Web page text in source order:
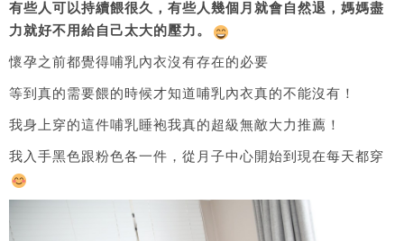
有些人可以持續餵很久，有些人幾個月就會自然退，媽媽盡
力就好不用給自己太大的壓力。
懷孕之前都覺得哺乳內衣沒有存在的必要
等到真的需要餵的時候才知道哺乳內衣真的不能沒有！
我身上穿的這件哺乳睡袍我真的超級無敵大力推薦！
我入手黑色跟粉色各一件，從月子中心開始到現在每天都穿